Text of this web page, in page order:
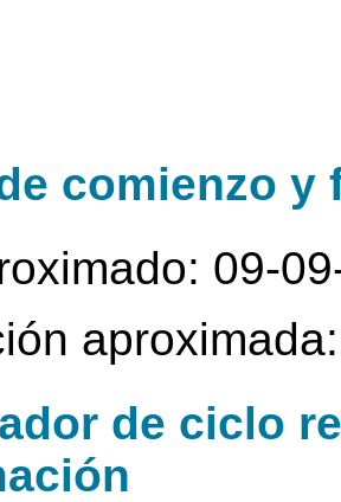
comienzo y
09-
de ciclo